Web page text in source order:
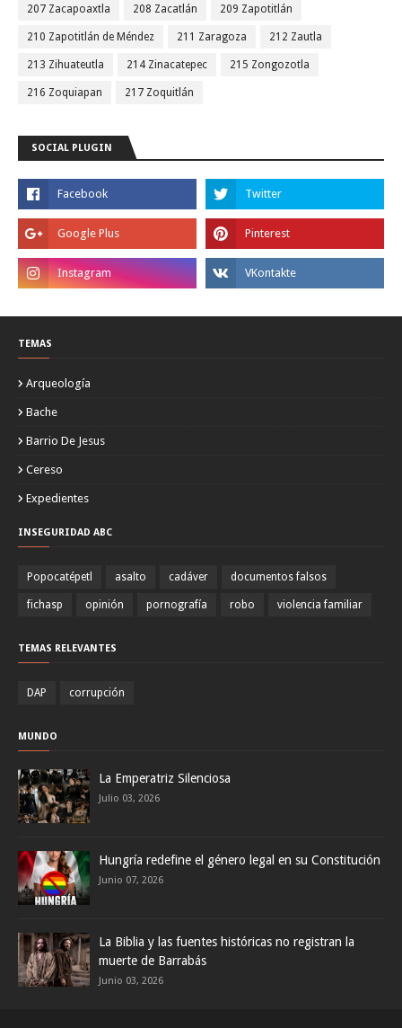
207 Zacapoaxtla 208 Zacatlán 209 Zapotitlán
210 Zapotitlán de Méndez 211 Zaragoza 212 Zautla
213 Zihuateutla 214 Zinacatepec 215 Zongozotla
216 Zoquiapan 217 Zoquitlán
SOCIAL PLUGIN
TEMAS
Arqueología
Bache
Barrio De Jesus
Cereso
Expedientes
INSEGURIDAD ABC
Popocatépetl asalto cadáver documentos falsos
fichasp opinión pornografía robo violencia familiar
TEMAS RELEVANTES
DAP corrupción
MUNDO
La Emperatriz Silenciosa
Julio 03, 2026
Hungría redefine el género legal en su Constitución
Junio 07, 2026
La Biblia y las fuentes históricas no registran la
muerte de Barrabás
Junio 03, 2026